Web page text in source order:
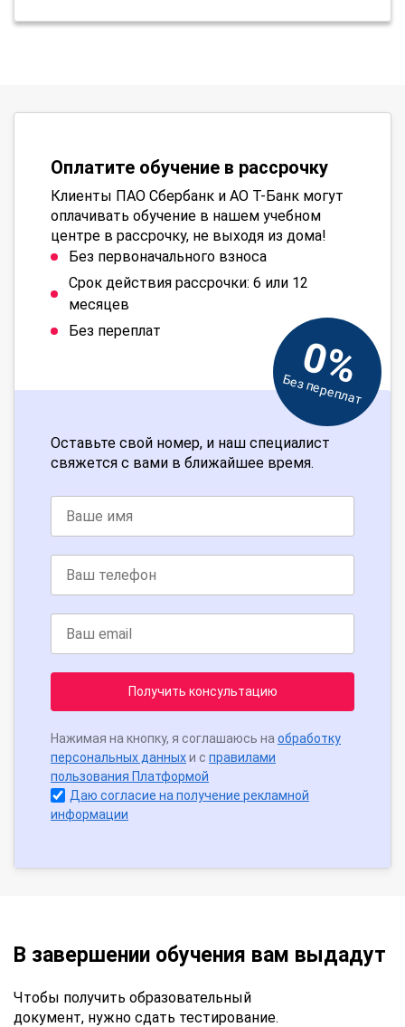
Оплатите обучение в рассрочку
Клиенты ПАО Сбербанк и АО Т-Банк могут
оплачивать обучение в нашем учебном
центре в рассрочку, не выходя из дома!
Без первоначального взноса
Срок действия рассрочки: 6 или 12
месяцев
Без переплат
0%
Без переплат
Оставьте свой номер, и наш специалист
свяжется с вами в ближайшее время.
Получить консультацию
Нажимая на кнопку, я соглашаюсь на обработку
персональных данныхи с правилами
пользования Платформой
Даю согласие на получение рекламной
информации
В завершении обучения вам выдадут
Чтобы получить образовательный
документ, нужно сдать тестирование.